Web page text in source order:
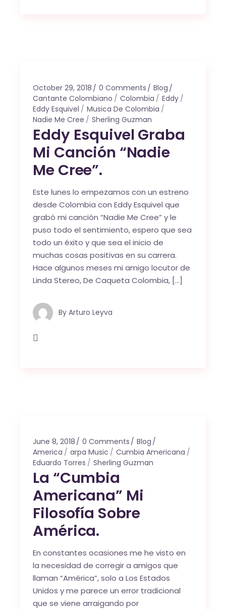
October 29, 2018 0 Comments
Blog
Cantante Colombiano
Colombia
Eddy
Eddy Esquivel
Musica De Colombia
Nadie Me Cree
Sherling Guzman
Eddy Esquivel Graba
Mi Canción “Nadie
Me Cree”.
Este lunes lo empezamos con un estreno
desde Colombia con Eddy Esquivel que
grabó mi canción “Nadie Me Cree” y le
puso todo el sentimiento, espero que sea
todo un éxito y que sea el inicio de
muchas cosas positivas en su carrera.
Hace algunos meses mi amigo locutor de
Linda Stereo, De Caqueta Colombia, […]
By Arturo Leyva
June 8, 2018 0 Comments
Blog
America
arpa Music
Cumbia Americana
Eduardo Torres
Sherling Guzman
La “Cumbia
Americana” Mi
Filosofía Sobre
América.
En constantes ocasiones me he visto en
la necesidad de corregir a amigos que
llaman “América”, solo a Los Estados
Unidos y me parece un error tradicional
que se viene arraigando por